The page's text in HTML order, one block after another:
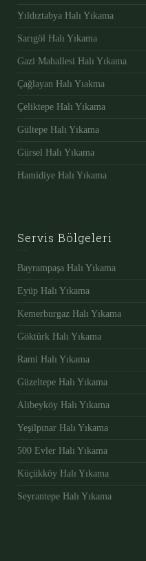
Yıldıztabya Halı Yıkama
Sarıgöl Halı Yıkama
Gazi Mahallesi Halı Yıkama
Çağlayan Halı Yıakma
Çeliktepe Halı Yıkama
Gültepe Halı Yıkama
Gürsel Halı Yıkama
Hamidiye Halı Yıkama
Servis Bölgeleri
Bayrampaşa Halı Yıkama
Eyüp Halı Yıkama
Kemerburgaz Halı Yıkama
Göktürk Halı Yıkama
Rami Halı Yıkama
Güzeltepe Halı Yıkama
Alibeyköy Halı Yıkama
Yeşilpınar Halı Yıkama
500 Evler Halı Yıkama
Küçükköy Halı Yıkama
Seyrantepe Halı Yıkama